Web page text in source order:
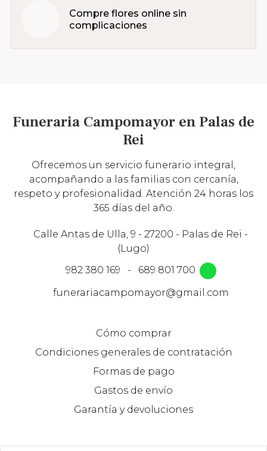
Compre flores online sin
complicaciones
Funeraria Campomayor en Palas de
Rei
Ofrecemos un servicio funerario integral,
acompañando a las familias con cercanía,
respeto y profesionalidad. Atención 24 horas los
365 días del año.
Calle Antas de Ulla, 9 - 27200 - Palas de Rei -
(Lugo)
982 380 169
-
689 801 700
funerariacampomayor@gmail.com
Cómo comprar
Condiciones generales de contratación
Formas de pago
Gastos de envío
Garantía y devoluciones